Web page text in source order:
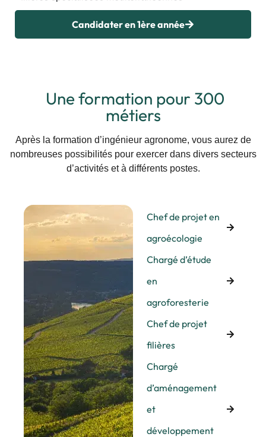
Candidater en 1ère année
Une formation pour 300
métiers
Après la formation d’ingénieur agronome, vous aurez de
nombreuses possibilités pour exercer dans divers secteurs
d’activités et à différents postes.
Chef de projet en
agroécologie
Chargé d’étude
en
agroforesterie
Chef de projet
filières
Chargé
d’aménagement
et
développement